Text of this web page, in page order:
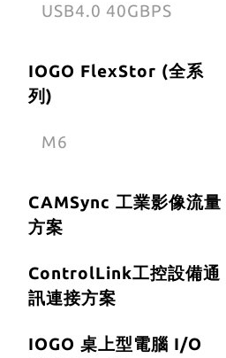
USB4.0 40GBPS
IOGO FlexStor (全系
列)
M6
CAMSync 工業影像流量
方案
ControlLink工控設備通
訊連接方案
IOGO 桌上型電腦 I/O